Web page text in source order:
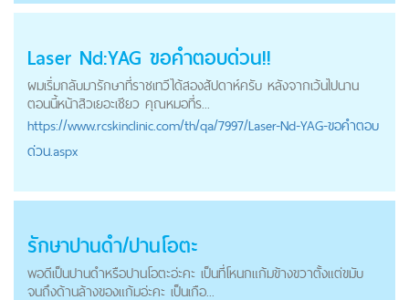
Laser Nd:YAG ขอคำตอบด่วน!!
ผมเริ่มกลับมารักษาที่ราชเทวีได้สองสัปดาห์ครับ หลังจากเว้นไปนาน
ตอนนี้หน้าสิวเยอะเชียว คุณหมอที่ร...
https://www.rcskinclinic.com/th/qa/7997/Laser-Nd-YAG-ขอคำตอบ
ด่วน.aspx
รักษาปานดำ/ปานโอตะ
พอดีเป็นปานดำหรือปานโอตะอ่ะคะ เป็นที่โหนกแก้มข้างขวาตั้งแต่ขมับ
จนถึงด้านล้างของแก้มอ่ะคะ เป็นเกือ...